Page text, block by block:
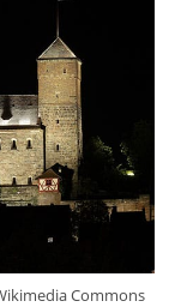
Commons